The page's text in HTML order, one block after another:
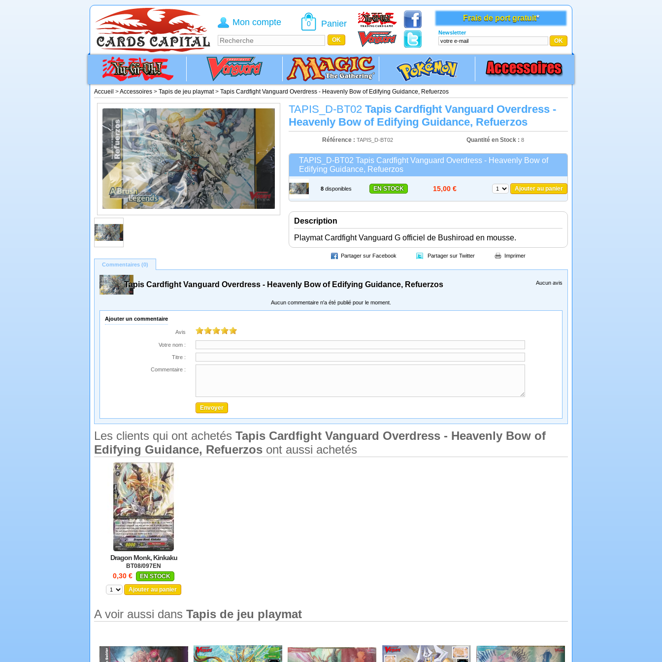
Accueil >Accessoires > Tapis de jeu playmat > Tapis Cardfight Vanguard Overdress - Heavenly Bow of Edifying Guidance, Refuerzos
TAPIS_D-BT02 Tapis Cardfight Vanguard Overdress -
Heavenly Bow of Edifying Guidance, Refuerzos
Référence : TAPIS_D-BT02 Quantité en Stock : 8
TAPIS_D-BT02 Tapis Cardfight Vanguard Overdress - Heavenly Bow of
Edifying Guidance, Refuerzos
8 disponibles EN STOCK 15,00 € Ajouter au panier
Description
Playmat Cardfight Vanguard G officiel de Bushiroad en mousse.
Partager sur Facebook Partager sur Twitter
Imprimer
Commentaires (0)
Tapis Cardfight Vanguard Overdress - Heavenly Bow of Edifying Guidance, Refuerzos Aucun avis
Aucun commentaire n'a été publié pour le moment.
Ajouter un commentaire
Avis
Votre nom :
Titre :
Commentaire :
Les clients qui ont achetés Tapis Cardfight Vanguard Overdress - Heavenly Bow of
Edifying Guidance, Refuerzos ont aussi achetés
Dragon Monk, Kinkaku
BT08/097EN
0,30 €
EN STOCK
Ajouter au panier
A voir aussi dans Tapis de jeu playmat
Frais de port gratuit*
Newsletter
Mon compte 0 Panier